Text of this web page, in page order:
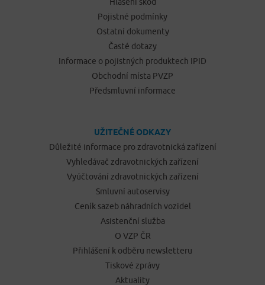
Pojistné podmínky
Ostatní dokumenty
Časté dotazy
Informace o pojistných produktech IPID
Obchodní místa PVZP
Předsmluvní informace
UŽITEČNÉ ODKAZY
Důležité informace pro zdravotnická zařízení
Vyhledávač zdravotnických zařízení
Vyúčtování zdravotnických zařízení
Smluvní autoservisy
Ceník sazeb náhradních vozidel
Asistenční služba
O VZP ČR
Přihlášení k odběru newsletteru
Tiskové zprávy
Aktuality